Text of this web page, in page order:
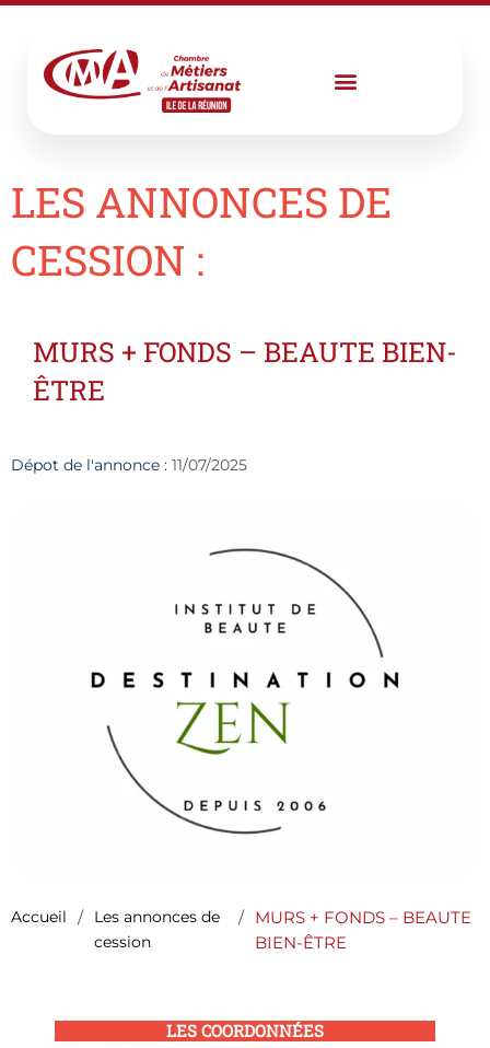
Aller
contenu
LES ANNONCES DE
CESSION :
MURS + FONDS – BEAUTE BIEN-
ÊTRE
Dépot de l'annonce : 11/07/2025
Accueil /
Les annonces de
cession
/ MURS + FONDS – BEAUTE
BIEN-ÊTRE
LES COORDONNÉES